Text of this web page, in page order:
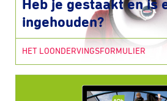
Heb je gestaakt en is
ingehouden?
HET LOONDERVINGSFORMULIER